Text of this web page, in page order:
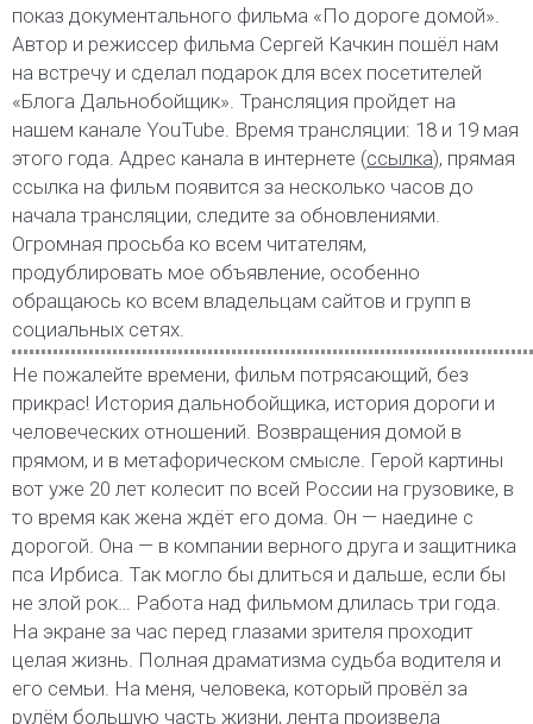
показ документального фильма «По дороге домой».
Автор и режиссер фильма Сергей Качкин пошёл нам
на встречу и сделал подарок для всех посетителей
«Блога Дальнобойщик». Трансляция пройдет на
нашем канале YouTube. Время трансляции: 18 и 19 мая
этого года. Адрес канала в интернете (ссылка), прямая
ссылка на фильм появится за несколько часов до
начала трансляции, следите за обновлениями.
Огромная просьба ко всем читателям,
продублировать мое объявление, особенно
обращаюсь ко всем владельцам сайтов и групп в
социальных сетях.
Не пожалейте времени, фильм потрясающий, без
прикрас! История дальнобойщика, история дороги и
человеческих отношений. Возвращения домой в
прямом, и в метафорическом смысле. Герой картины
вот уже 20 лет колесит по всей России на грузовике, в
то время как жена ждёт его дома. Он — наедине с
дорогой. Она — в компании верного друга и защитника
пса Ирбиса. Так могло бы длиться и дальше, если бы
не злой рок… Работа над фильмом длилась три года.
На экране за час перед глазами зрителя проходит
целая жизнь. Полная драматизма судьба водителя и
его семьи. На меня, человека, который провёл за
рулём большую часть жизни, лента произвела